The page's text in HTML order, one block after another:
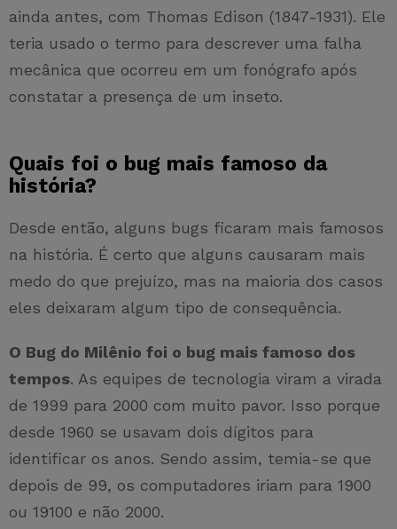
ainda antes, com Thomas Edison (1847-1931). Ele
teria usado o termo para descrever uma falha
mecânica que ocorreu em um fonógrafo após
constatar a presença de um inseto.
Quais foi o bug mais famoso da
história?
Desde então, alguns bugs ficaram mais famosos
na história. É certo que alguns causaram mais
medo do que prejuízo, mas na maioria dos casos
eles deixaram algum tipo de consequência.
O Bug do Milênio foi o bug mais famoso dos
tempos. As equipes de tecnologia viram a virada
de 1999 para 2000 com muito pavor. Isso porque
desde 1960 se usavam dois dígitos para
identificar os anos. Sendo assim, temia-se que
depois de 99, os computadores iriam para 1900
ou 19100 e não 2000.